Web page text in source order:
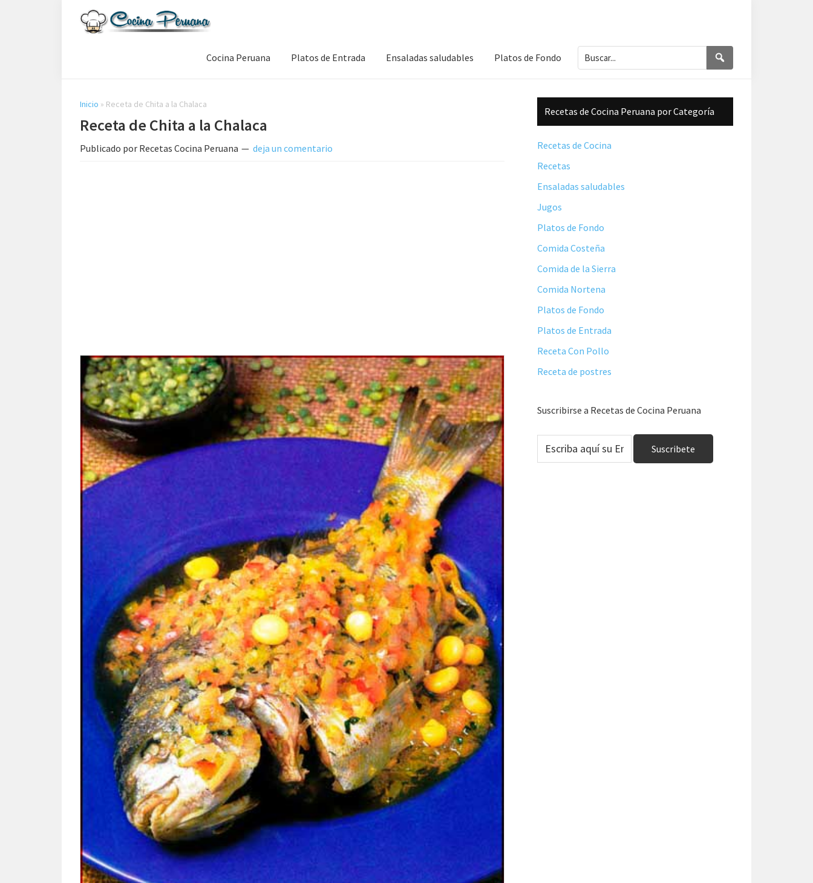
de
Comida
Peruana
Cocina Peruana Platos de Entrada Ensaladas saludables Platos de Fondo Buscar...
Inicio » Receta de Chita a la Chalaca
Receta de Chita a la Chalaca
Publicado por Recetas Cocina Peruana deja un comentario
Barra
lateral
principal
Recetas de Cocina Peruana por Categoría
Recetas de Cocina
Recetas
Ensaladas saludables
Jugos
Platos de Fondo
Comida Costeña
Comida de la Sierra
Comida Nortena
Platos de Fondo
Platos de Entrada
Receta Con Pollo
Receta de postres
Suscribirse a Recetas de Cocina Peruana